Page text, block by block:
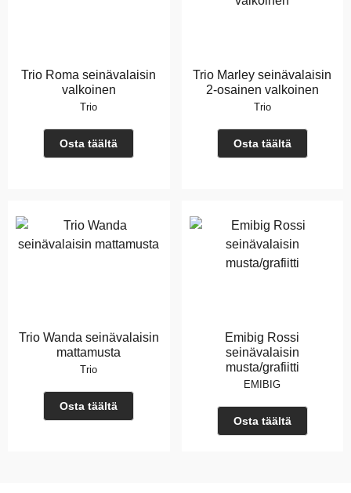
Trio Roma seinävalaisin
valkoinen
Trio
Osta täältä
Trio Marley seinävalaisin
2-osainen valkoinen
Trio
Osta täältä
Trio Wanda seinävalaisin
mattamusta
Trio
Osta täältä
Emibig Rossi
seinävalaisin
musta/grafiitti
EMIBIG
Osta täältä